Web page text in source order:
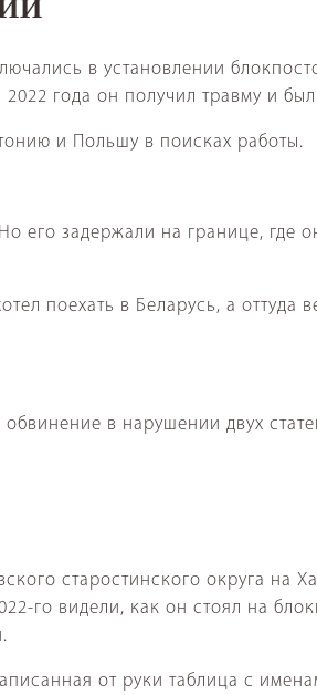
в установлении
года он получил травму и
и Польшу в поисках работы.
его задержали на границе, где
поехать в Беларусь, а оттуда
в нарушении двух
старостинского округа на
го видели, как он стоял на
от руки таблица с